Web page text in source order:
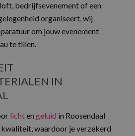
bedrijfsevenement of een
organiseert, wij
om jouw evenement
te tillen.
IN
lichten geluid in Roosendaal
kwaliteit, waardoor je verzekerd